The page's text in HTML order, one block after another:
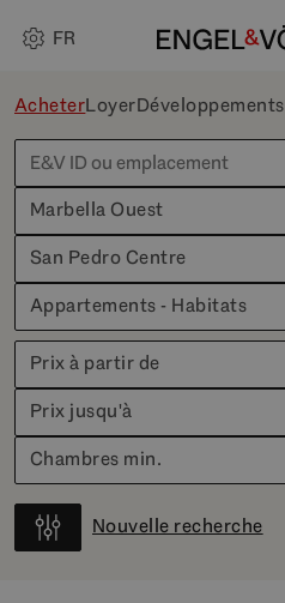
FR
AcheterLoyerDéveloppements
Marbella Ouest
San Pedro Centre
Appartements - Habitats
Prix à partir de
Prix jusqu'à
Chambres min.
Nouvelle recherche